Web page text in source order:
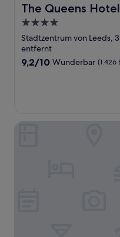
The Queens Hotel
The Queens Hotel
4.0-
Sterne-
Unterkunft
Stadtzentrum von Leeds,
entfernt
9.2
9,2/10 Wunderbar (1.426